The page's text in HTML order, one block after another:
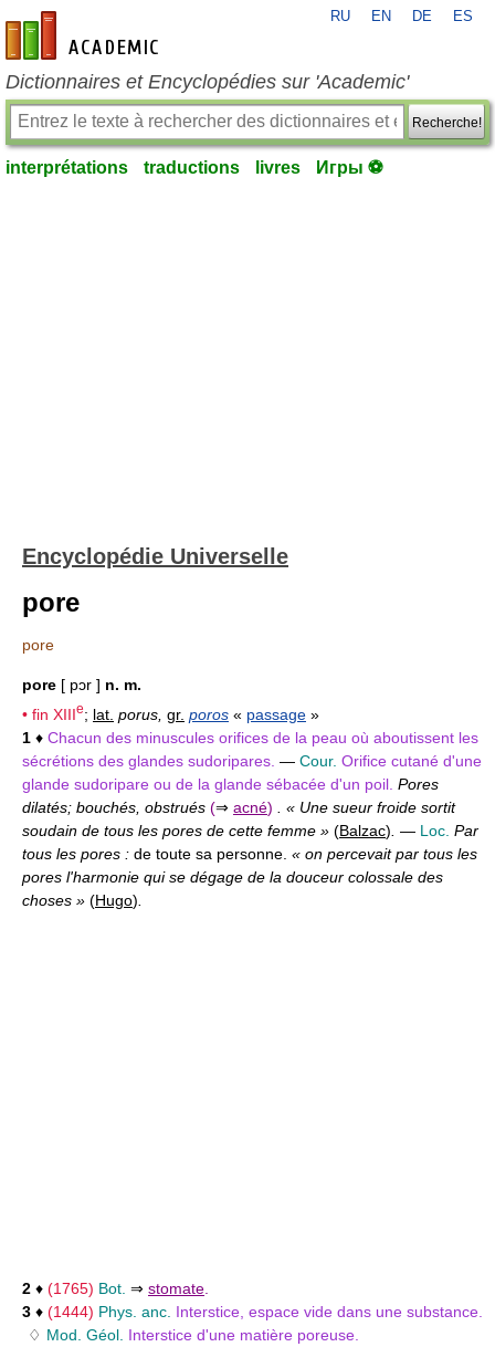
fr-academic.com
RU EN DE ES
Dictionnaires et Encyclopédies sur 'Academic'
Recherche!
interprétations traductions livres Игры ⚽
Encyclopédie Universelle
pore
pore
pore [ pɔr ] n. m.
• fin XIIIe; lat. porus, gr. poros « passage »
1 ♦ Chacun des minuscules orifices de la peau où aboutissent les
sécrétions des glandes sudoripares. — Cour. Orifice cutané d'une
glande sudoripare ou de la glande sébacée d'un poil. Pores
dilatés; bouchés, obstrués (⇒ acné) . « Une sueur froide sortit
soudain de tous les pores de cette femme » (Balzac) — Loc. Par
tous les pores : de toute sa personne. « on percevait par tous les
pores l'harmonie qui se dégage de la douceur colossale des
choses » (Hugo)
2 ♦ (1765) Bot. ⇒ stomate
3 ♦ (1444) Phys. anc. Interstice, espace vide dans une substance.
♢ Mod. Géol. Interstice d'une matière poreuse.